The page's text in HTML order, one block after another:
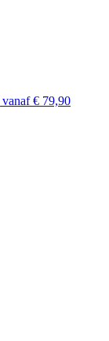
vanaf € 79,90